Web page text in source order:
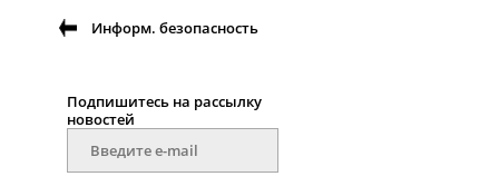
Информ. безопасность
Подпишитесь на рассылку
новоcтей